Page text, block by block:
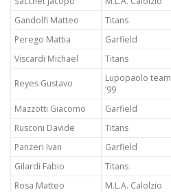
Gandolfi Matteo
Titans
Perego Mattia
Garfield
Viscardi Michael
Titans
Reyes Gustavo
Lupopaolo team
’99
Mazzotti Giacomo Garfield
Rusconi Davide
Titans
Panzeri Ivan
Garfield
Gilardi Fabio
Titans
Rosa Matteo
M.L.A. Calolzio